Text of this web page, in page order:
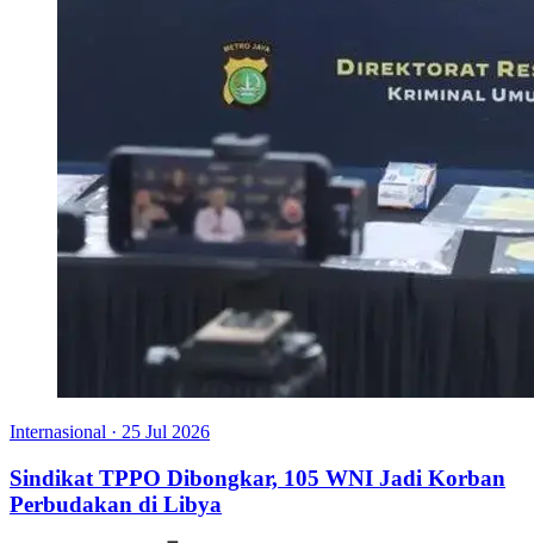
Internasional · 25 Jul 2026
Sindikat TPPO Dibongkar, 105 WNI Jadi Korban
Perbudakan di Libya